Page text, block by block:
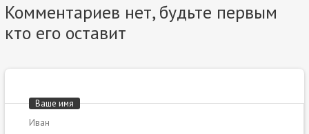
Комментариев нет, будьте первым
кто его оставит
Ваше имя